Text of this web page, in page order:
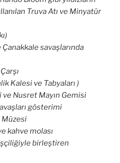
Truva Atı ve Minyatür
Çanakkalesavaşlarında
Kalesi ve Tabyaları )
ve Nusret Mayın Gemisi
gösterimi
Müzesi
kahve molası
birleştiren